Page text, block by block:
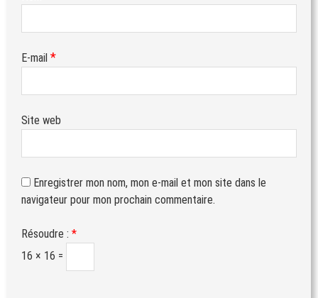
E-mail *
Site web
Enregistrer mon nom, mon e-mail et mon site dans le
navigateur pour mon prochain commentaire.
Résoudre : *
16 × 16 =